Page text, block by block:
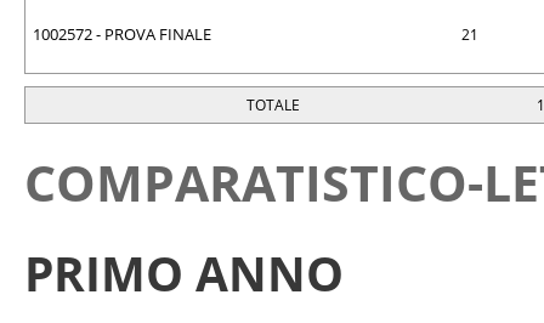
1002572 - PROVA FINALE 21
TOTALE
COMPARATISTICO-
PRIMO ANNO